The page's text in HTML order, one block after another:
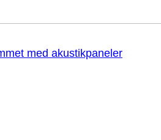
med akustikpaneler